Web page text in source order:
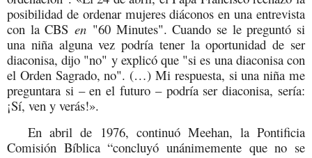
posibilidad de ordenar mujeres diáconos en una entrevista
con la CBSen "60 Minutes". Cuando se le preguntó si
una niña alguna vez podría tener la oportunidad de ser
diaconisa, dijo "no" y explicó que "si es una diaconisa con
el Orden Sagrado, no". (…) Mi respuesta, si una niña me
preguntara si – en el futuro – podría ser diaconisa, sería:
¡Sí, ven y verás!».
En abril de 1976, continuó Meehan, la Pontificia
Comisión Bíblica “concluyó unánimemente que no se